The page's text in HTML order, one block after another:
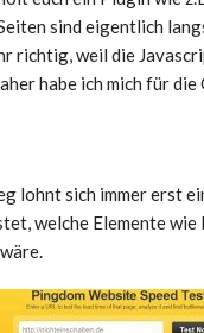
sind eigentlich
weil die
habe ich mich für
lohnt sich immer erst
welche Elemente wie